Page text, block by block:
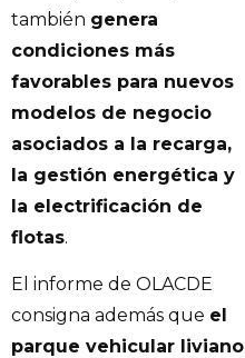
también genera
condiciones más
favorables para nuevos
modelos de negocio
asociados a la recarga,
la gestión energética y
la electrificación de
flotas.
El informe de OLACDE
consigna además que el
parque vehicular liviano